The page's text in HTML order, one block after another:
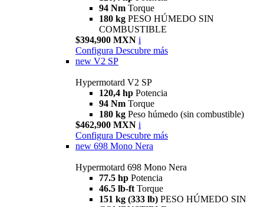
94 Nm Torque
180 kg PESO HÚMEDO SIN
COMBUSTIBLE
$394,900 MXN i
Configura Descubre más
new V2 SP
Hypermotard V2 SP
120,4 hp Potencia
94 Nm Torque
180 kg Peso húmedo (sin combustible)
$462,900 MXN i
Configura Descubre más
new 698 Mono Nera
Hypermotard 698 Mono Nera
77.5 hp Potencia
46.5 lb-ft Torque
151 kg (333 lb) PESO HÚMEDO SIN